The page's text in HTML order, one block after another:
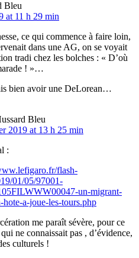
Bleu
at 11 h 29 min
ce qui commence à faire loin,
dans une AG, on se voyait
tradi chez les bolches : « D’où
! »…
bien avoir une DeLorean…
Bleu
2019 at 13 h 25 min
:
flash-
01/05/97001-
un-migrant-
hote-a-joue-les-tours.php
me paraît sévère, pour ce
ne connaissait pas , d’évidence,
culturels !